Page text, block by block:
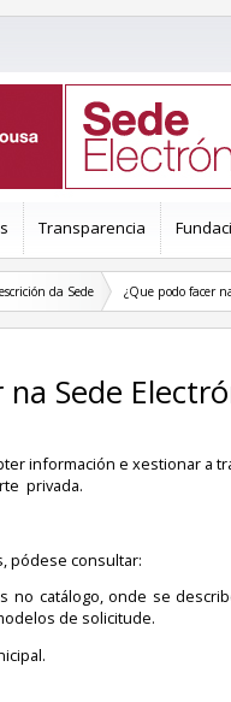
Transparencia
da Sede ¿Que podo facer
na Sede
información e xestionar a
privada.
pódese consultar:
no catálogo, onde se
de solicitude.